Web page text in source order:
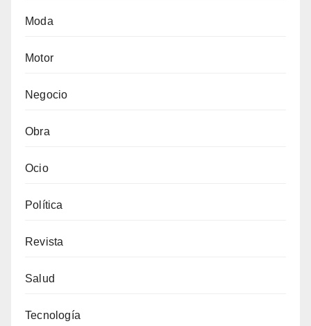
Moda
Motor
Negocio
Obra
Ocio
Política
Revista
Salud
Tecnología